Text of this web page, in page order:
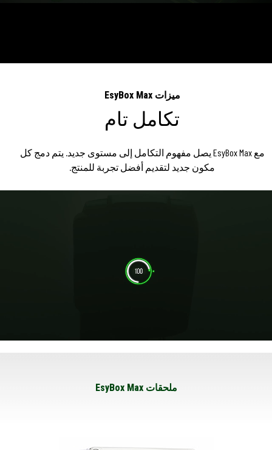
ميزات EsyBox Max
تكامل تام
مع EsyBox Max يصل مفهوم التكامل إلى مستوى جديد. يتم دمج كل
مكون جديد لتقديم أفضل تجربة للمنتج.
ملحقات EsyBox Max